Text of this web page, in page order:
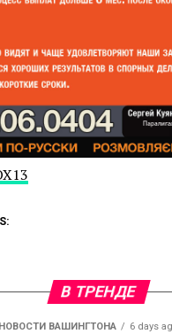
В ТРЕНДЕ
НОВОСТИ ВАШИНГТОНА 6 days